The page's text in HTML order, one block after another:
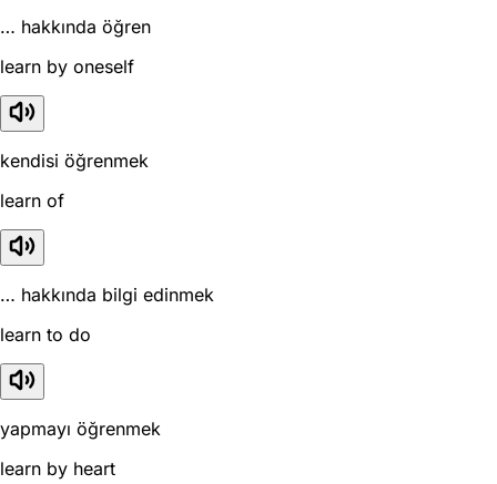
… hakkında öğren
learn by oneself
kendisi öğrenmek
learn of
… hakkında bilgi edinmek
learn to do
yapmayı öğrenmek
learn by heart